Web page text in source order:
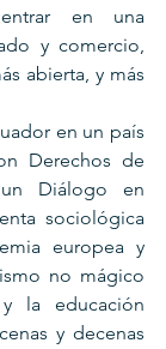
entrar en una
y comercio,
abierta, y más
en un país
Derechos de
Diálogo en
sociológica
europea y
no mágico
la educación
y decenas